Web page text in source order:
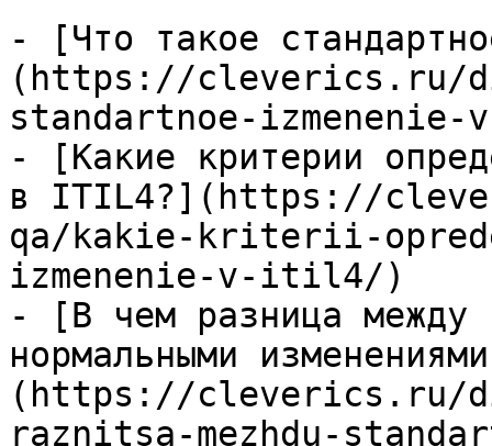
- [Что такое
(https://cleverics.ru/
standartnoe-
- [Какие критерии
в ITIL4?](https://
qa/kakie-kriterii-
izmenenie-v-itil4/)
- [В чем разница между
нормальными
(https://cleverics.ru/
raznitsa-mezhdu-